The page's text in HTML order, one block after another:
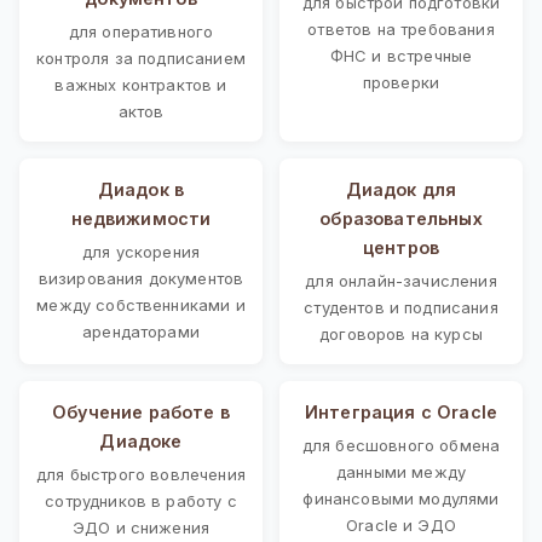
для оперативного
контроля за подписанием
важных контрактов и
актов
ответов на требования
ФНС и встречные
проверки
Диадок в
недвижимости
для ускорения
визирования документов
между собственниками и
арендаторами
Диадок для
образовательных
центров
для онлайн-зачисления
студентов и подписания
договоров на курсы
Обучение работе в
Диадоке
для быстрого вовлечения
сотрудников в работу с
ЭДО и снижения
Интеграция с Oracle
для бесшовного обмена
данными между
финансовыми модулями
Oracle и ЭДО